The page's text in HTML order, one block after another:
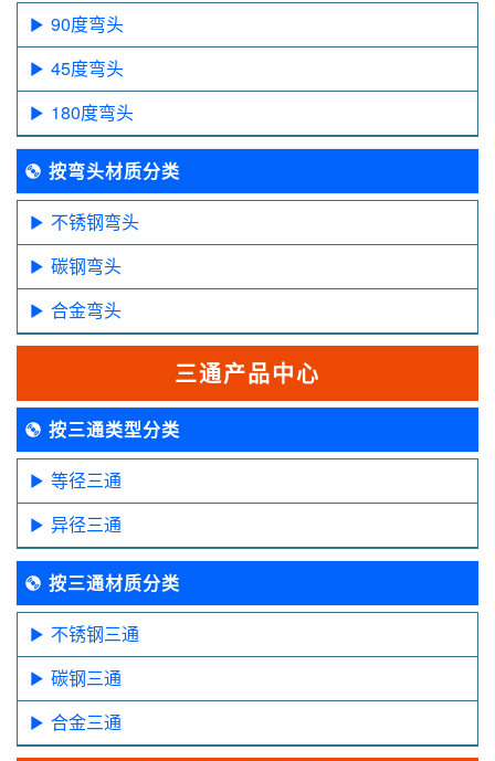
90度弯头
45度弯头
180度弯头
按弯头材质分类
不锈钢弯头
碳钢弯头
合金弯头
三通产品中心
按三通类型分类
等径三通
异径三通
按三通材质分类
不锈钢三通
碳钢三通
合金三通